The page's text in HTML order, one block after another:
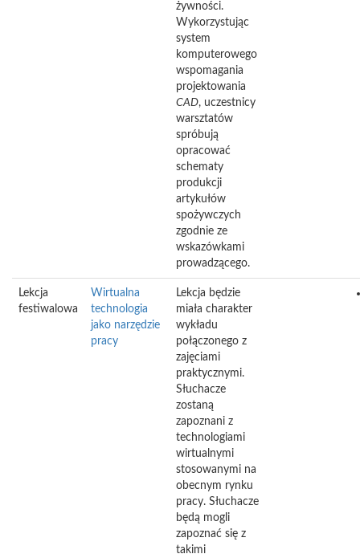
żywności.
Wykorzystując
system
komputerowego
wspomagania
projektowania
CAD, uczestnicy
warsztatów
spróbują
opracować
schematy
produkcji
artykułów
spożywczych
zgodnie ze
wskazówkami
prowadzącego.
Lekcja
festiwalowa
Wirtualna
technologia
jako narzędzie
pracy
Lekcja będzie
miała charakter
wykładu
połączonego z
zajęciami
praktycznymi.
Słuchacze
zostaną
zapoznani z
technologiami
wirtualnymi
stosowanymi na
obecnym rynku
pracy. Słuchacze
będą mogli
zapoznać się z
takimi